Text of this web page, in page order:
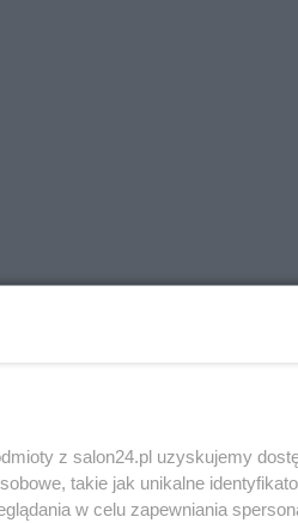
z salon24.pl uzyskujemy
takie jak unikalne
w celu zapewniania